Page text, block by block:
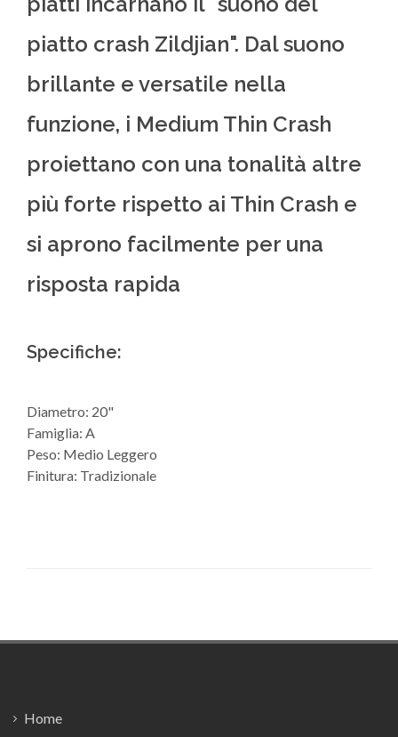
piatto crash Zildjian". Dal suono
brillante e versatile nella
funzione, i Medium Thin Crash
proiettano con una tonalità altre
più forte rispetto ai Thin Crash e
si aprono facilmente per una
risposta rapida
Specifiche:
Diametro: 20"
Famiglia: A
Peso: Medio Leggero
Finitura: Tradizionale
Home